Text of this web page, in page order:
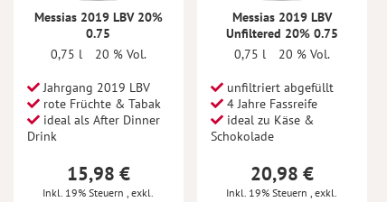
Messias 2019 LBV 20%
0.75
0,75 l
20 % Vol.
Jahrgang 2019 LBV
rote Früchte & Tabak
ideal als After Dinner
Drink
15,98 €
Inkl. 19% Steuern
exkl.
Messias 2019 LBV
Unfiltered 20% 0.75
0,75 l
20 % Vol.
unfiltriert abgefüllt
4 Jahre Fassreife
ideal zu Käse &
Schokolade
20,98 €
Inkl. 19% Steuern
exkl.